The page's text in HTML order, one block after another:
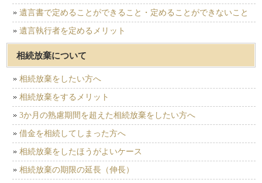
遺言書で定めることができること・定めることができないこと
遺言執行者を定めるメリット
相続放棄について
相続放棄をしたい方へ
相続放棄をするメリット
3か月の熟慮期間を超えた相続放棄をしたい方へ
借金を相続してしまった方へ
相続放棄をしたほうがよいケース
相続放棄の期限の延長（伸長）